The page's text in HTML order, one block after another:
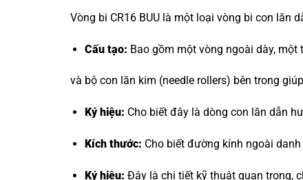
Vòng bi CR16 BUU là một loại vòng bi con lăn
Cấu tạo: Bao gồm một vòng ngoài dày,
và bộ con lăn kim (needle rollers) bên trong
Ký hiệu: Cho biết đây là dòng con lăn dẫn
Kích thước: Cho biết đường kính ngoài
Ký hiệu: Đây là chi tiết kỹ thuật quan trọng,